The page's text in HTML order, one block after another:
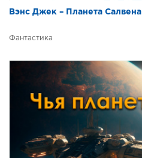
Вэнс Джек – Планета Салвена
Фантастика